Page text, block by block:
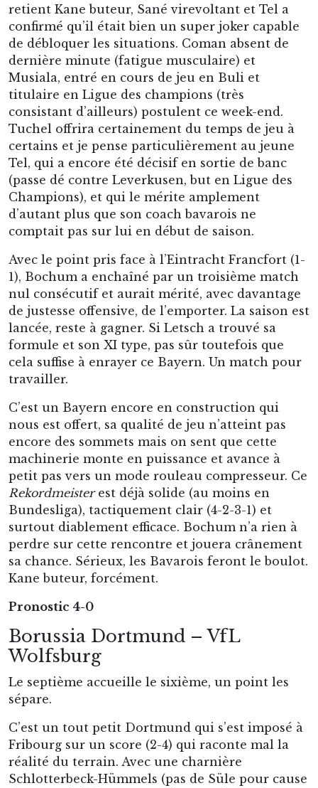
retient Kane buteur, Sané virevoltant et Tel a
confirmé qu’il était bien un super joker capable
de débloquer les situations. Coman absent de
dernière minute (fatigue musculaire) et
Musiala, entré en cours de jeu en Buli et
titulaire en Ligue des champions (très
consistant d’ailleurs) postulent ce week-end.
Tuchel offrira certainement du temps de jeu à
certains et je pense particulièrement au jeune
Tel, qui a encore été décisif en sortie de banc
(passe dé contre Leverkusen, but en Ligue des
Champions), et qui le mérite amplement
d’autant plus que son coach bavarois ne
comptait pas sur lui en début de saison.
Avec le point pris face à l’Eintracht Francfort (1-
1), Bochum a enchaîné par un troisième match
nul consécutif et aurait mérité, avec davantage
de justesse offensive, de l’emporter. La saison est
lancée, reste à gagner. Si Letsch a trouvé sa
formule et son XI type, pas sûr toutefois que
cela suffise à enrayer ce Bayern. Un match pour
travailler.
C’est un Bayern encore en construction qui
nous est offert, sa qualité de jeu n’atteint pas
encore des sommets mais on sent que cette
machinerie monte en puissance et avance à
petit pas vers un mode rouleau compresseur. Ce
Rekordmeisterest déjà solide (au moins en
Bundesliga), tactiquement clair (4-2-3-1) et
surtout diablement efficace. Bochum n’a rien à
perdre sur cette rencontre et jouera crânement
sa chance. Sérieux, les Bavarois feront le boulot.
Kane buteur, forcément.
Pronostic 4-0
Borussia Dortmund – VfL
Wolfsburg
Le septième accueille le sixième, un point les
sépare.
C’est un tout petit Dortmund qui s’est imposé à
Fribourg sur un score (2-4) qui raconte mal la
réalité du terrain. Avec une charnière
Schlotterbeck-Hümmels (pas de Süle pour cause